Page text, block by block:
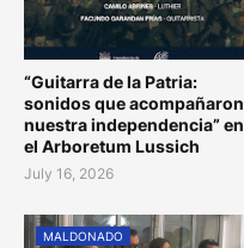
“Guitarra de la Patria:
sonidos que acompañaron
nuestra independencia” en
el Arboretum Lussich
July 16, 2026
MALDONADO